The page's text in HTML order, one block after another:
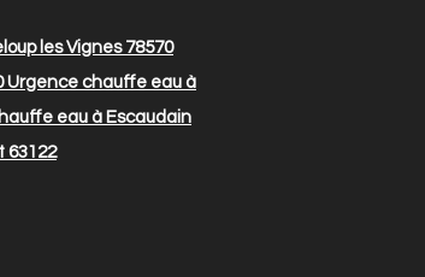
les Vignes 78570
Urgence chauffe eau à
eau à Escaudain
63122